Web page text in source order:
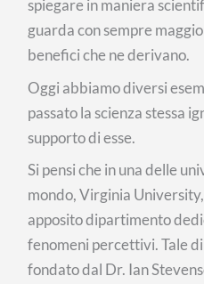
spiegare in maniera
guarda con sempre
benefici che ne derivano.
Oggi abbiamo diversi
passato la scienza stessa
supporto di esse.
Si pensi che in una delle
mondo, Virginia
apposito dipartimento
fenomeni percettivi. Tale
fondato dal Dr. Ian